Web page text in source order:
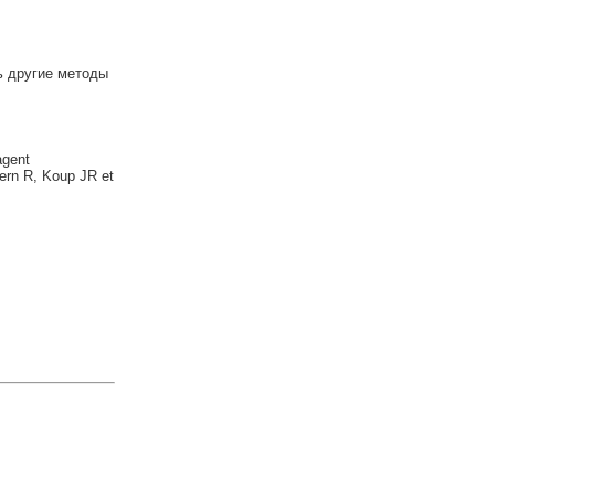
другие методы
R, Koup JR et